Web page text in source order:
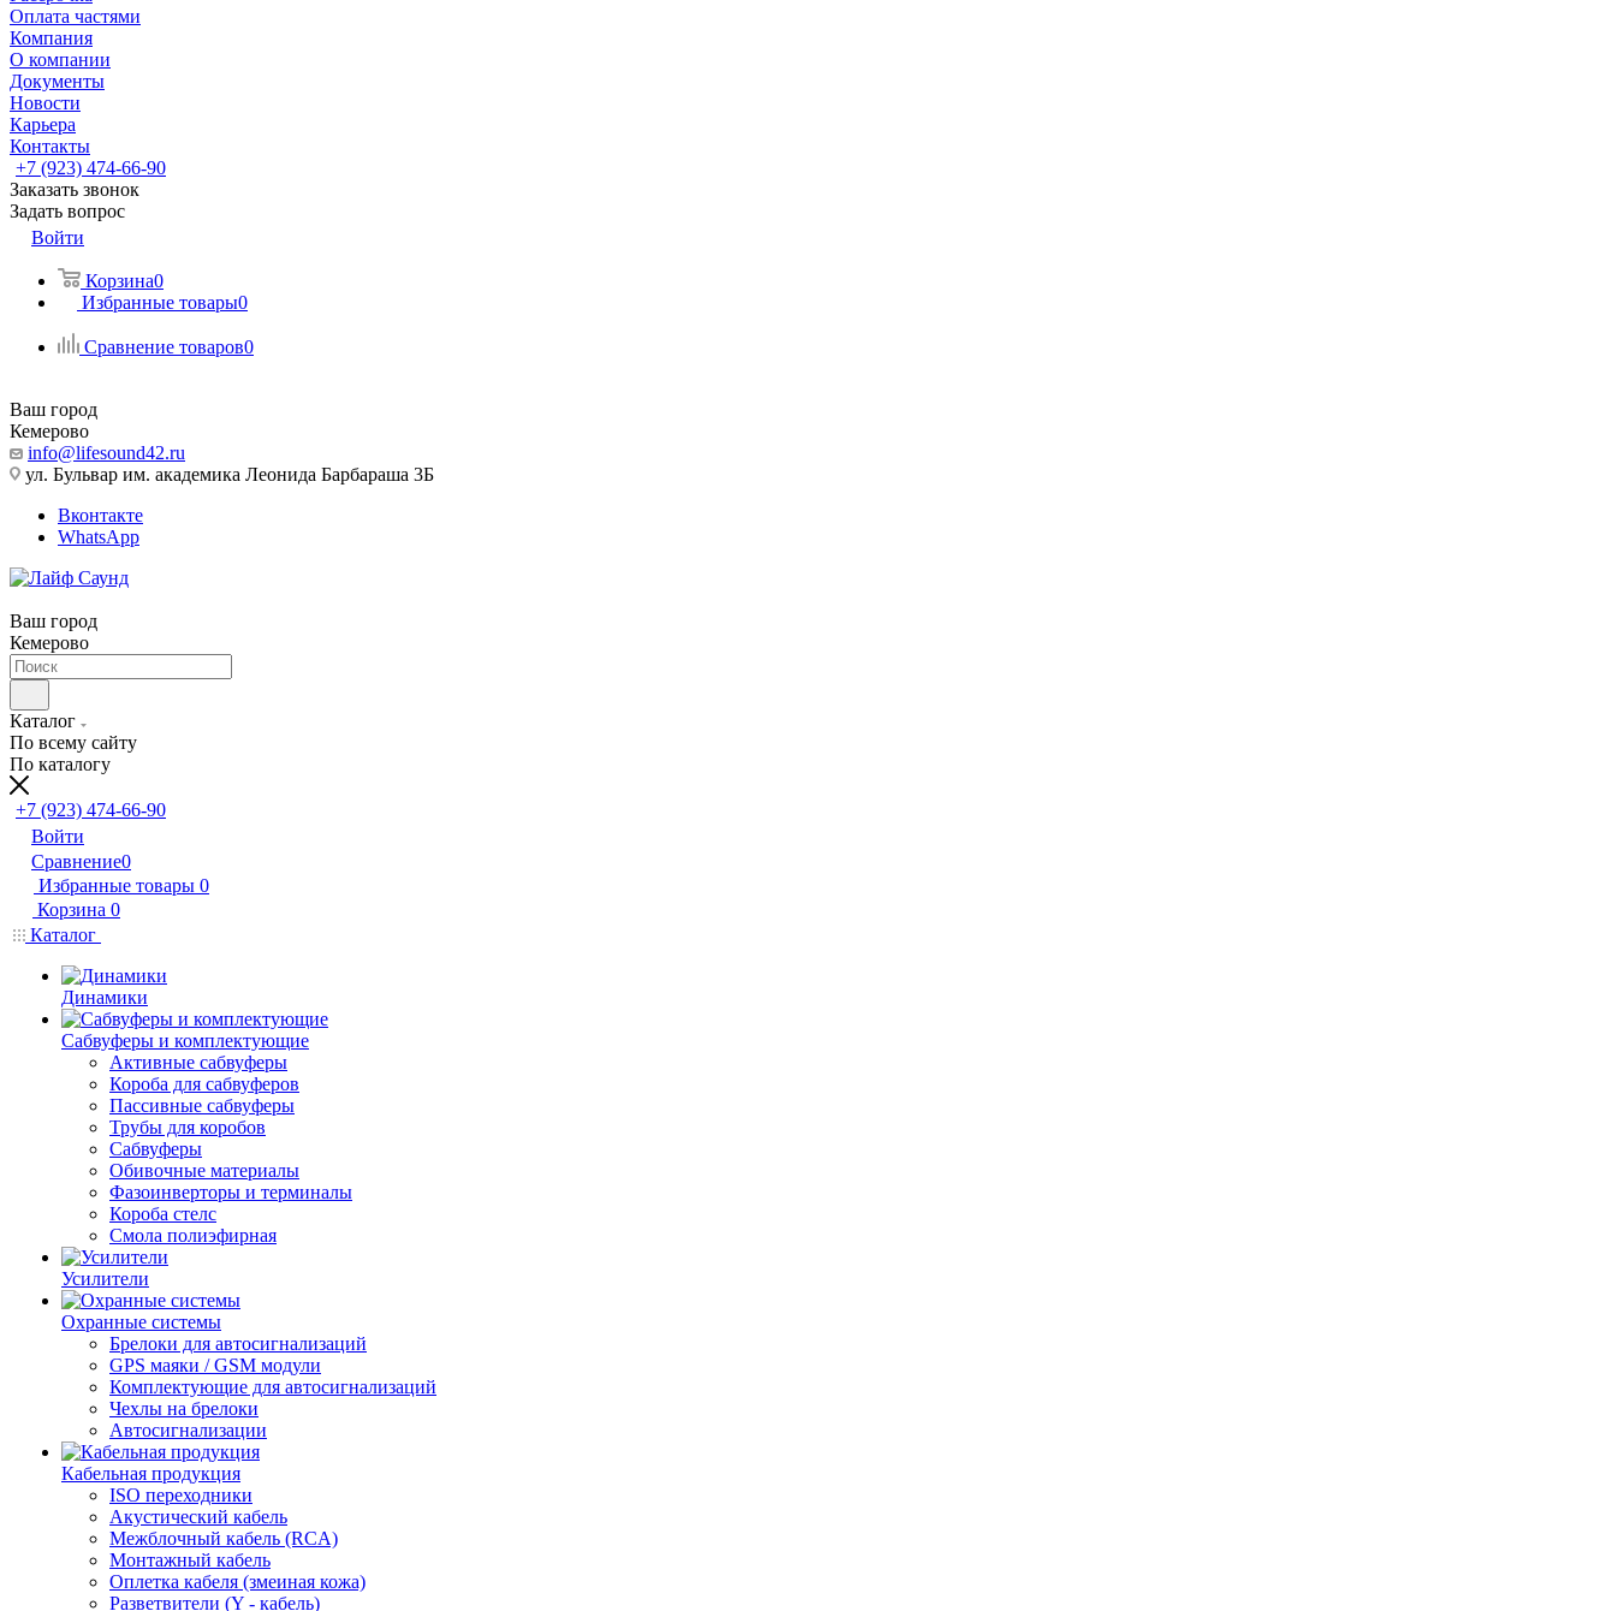
Оплата частями
Компания
О компании
Документы
Новости
Карьера
Контакты
+7 (923) 474-66-90
Заказать звонок
Задать вопрос
Войти
Корзина0
Избранные товары0
Сравнение товаров0
Ваш город
Кемерово
info@lifesound42.ru
ул. Бульвар им. академика Леонида Барбараша 3Б
Вконтакте
WhatsApp
Ваш город
Кемерово
Каталог
По всему сайту
По каталогу
+7 (923) 474-66-90
Войти
Сравнение0
Избранные товары 0
Корзина 0
Каталог
Динамики
Сабвуферы и комплектующие
Активные сабвуферы
Короба для сабвуферов
Пассивные сабвуферы
Трубы для коробов
Сабвуферы
Обивочные материалы
Фазоинверторы и терминалы
Короба стелс
Смола полиэфирная
Усилители
Охранные системы
Брелоки для автосигнализаций
GPS маяки / GSM модули
Комплектующие для автосигнализаций
Чехлы на брелоки
Автосигнализации
Кабельная продукция
ISO переходники
Акустический кабель
Межблочный кабель (RCA)
Монтажный кабель
Оплетка кабеля (змеиная кожа)
Разветвители (Y - кабель)